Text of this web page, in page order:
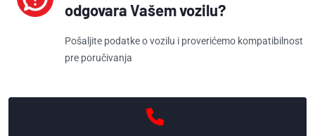
odgovara Vašem vozilu?
Pošaljite podatke o vozilu i proverićemo kompatibilnost
pre poručivanja